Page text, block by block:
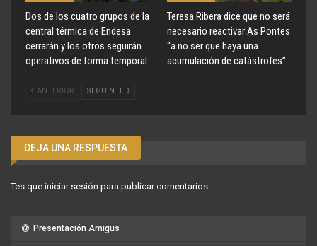
Dos de los cuatro grupos de la
central térmica de Endesa
cerrarán y los otros seguirán
operativos de forma temporal
Teresa Ribera dice que no será
necesario reactivar As Pontes
“a no ser que haya una
acumulación de catástrofes”
ANTERIOR SEGUINTE
DEJA UNA RESPUESTA
Tes que iniciar sesión para publicar comentarios.
Presentación Amigus